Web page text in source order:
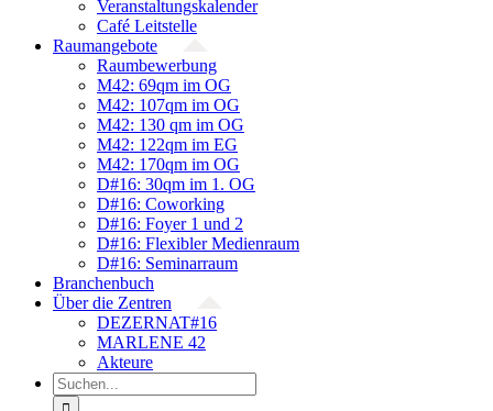
Veranstaltungskalender
Café Leitstelle
Raumangebote
Raumbewerbung
M42: 69qm im OG
M42: 107qm im OG
M42: 130 qm im OG
M42: 122qm im EG
M42: 170qm im OG
D#16: 30qm im 1. OG
D#16: Coworking
D#16: Foyer 1 und 2
D#16: Flexibler Medienraum
D#16: Seminarraum
Branchenbuch
Über die Zentren
DEZERNAT#16
MARLENE 42
Akteure
Suche
nach: